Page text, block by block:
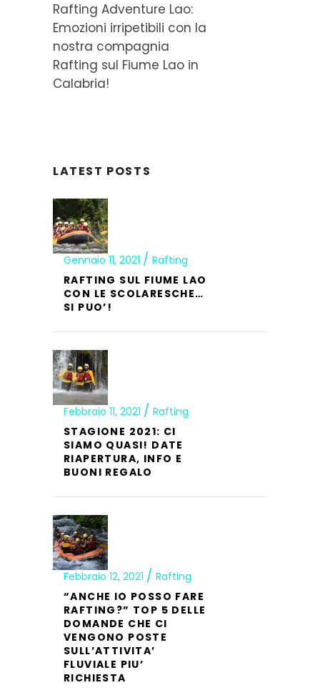
Rafting Adventure Lao:
Emozioni irripetibili con la
nostra compagnia
Rafting sul Fiume Lao in
Calabria!
LATEST POSTS
Gennaio 11, 2021
Rafting
RAFTING SUL FIUME LAO
CON LE SCOLARESCHE…
SI PUO’!
Febbraio 11, 2021
Rafting
STAGIONE 2021: CI
SIAMO QUASI! DATE
RIAPERTURA, INFO E
BUONI REGALO
Febbraio 12, 2021
Rafting
“ANCHE IO POSSO FARE
RAFTING?” TOP 5 DELLE
DOMANDE CHE CI
VENGONO POSTE
SULL’ATTIVITA’
FLUVIALE PIU’
RICHIESTA